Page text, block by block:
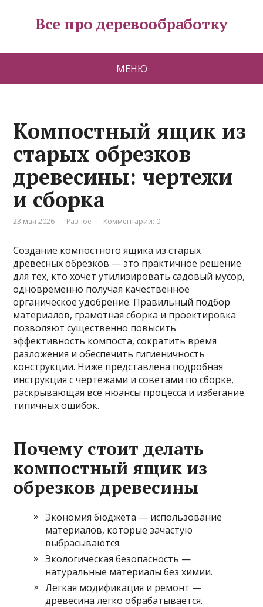
Все про деревообработку
МЕНЮ
Компостный ящик из
старых обрезков
древесины: чертежи
и сборка
23 мая 2026 Разное Комментарии: 0
Создание компостного ящика из старых
древесных обрезков — это практичное решение
для тех, кто хочет утилизировать садовый мусор,
одновременно получая качественное
органическое удобрение. Правильный подбор
материалов, грамотная сборка и проектировка
позволяют существенно повысить
эффективность компоста, сократить время
разложения и обеспечить гигиеничность
конструкции. Ниже представлена подробная
инструкция с чертежами и советами по сборке,
раскрывающая все нюансы процесса и избегание
типичных ошибок.
Почему стоит делать
компостный ящик из
обрезков древесины
Экономия бюджета — использование
материалов, которые зачастую
выбрасываются.
Экологическая безопасность —
натуральные материалы без химии.
Легкая модификация и ремонт —
древесина легко обрабатывается.